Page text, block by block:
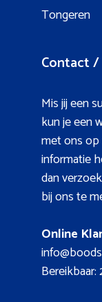
Tongeren
Contact
Mis jij een
kun je een
met ons
informatie
dan
bij ons te
Online
Bereikbaar: